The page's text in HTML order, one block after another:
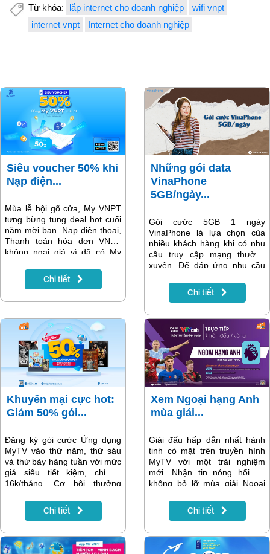
Từ khóa: lắp internet cho doanh nghiệp
wifi vnpt
internet vnpt
Internet cho doanh nghiệp
Siêu voucher 50% khi
Nạp điện...
Mùa lễ hội gõ cửa, My VNPT
tưng bừng tung deal hot cuối
năm mời bạn. Nạp điện thoại,
Thanh toán hóa đơn VNPT
không ngại giá vì đã có My
chương trình “Siêu voucher
50% - Dùng MyVNPT thật đã”
50.000đ. Đừng bỏ lỡ!
Chi tiết
Những gói data
VinaPhone
5GB/ngày...
Gói cước 5GB 1 ngày
VinaPhone là lựa chọn của
nhiều khách hàng khi có nhu
cầu truy cập mạng thường
xuyên. Để đáp ứng nhu cầu
đã triển khai các gói cước 4G
VinaPhone với mức ưu đãi
10.000đ/ngày bạn có thể cập
mạng 4G suốt 1 ngày. Bài viết
sẽ cung cấp thêm thông tin
của gói cước.
Chi tiết
Khuyến mại cực hot:
Giảm 50% gói...
Đăng ký gói cước Ứng dụng
MyTV vào thứ năm, thứ sáu
và thứ bảy hàng tuần với mức
giá siêu tiết kiệm, chỉ từ
16k/tháng. Cơ hội thưởng
đá vô địch quốc gia châu Âu
series phim bộ châu Á vừa
đặc sắc khác. Trải nghiệm
ngay!
Chi tiết
Xem Ngoại hạng Anh
mùa giải...
Giải đấu hấp dẫn nhất hành
tinh có mặt trên truyền hình
MyTV với một trải nghiệm
mới. Nhận tin nóng hổi để
không bỏ lỡ mùa giải Ngoại
MyTV.
Chi tiết